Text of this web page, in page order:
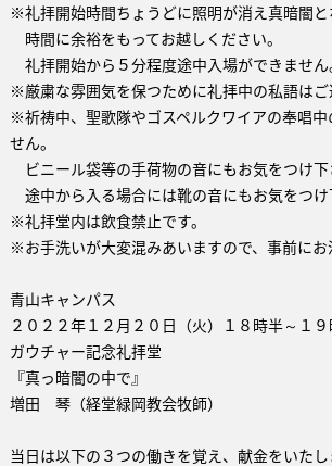
※礼拝開始時間ちょうどに照明が消え真暗闇と
時間に余裕をもってお越しください。
礼拝開始から５分程度途中入場ができません
※厳粛な雰囲気を保つために礼拝中の私語はご
※祈祷中、聖歌隊やゴスペルクワイアの奉唱中
せん。
ビニール袋等の手荷物の音にもお気をつけ下
途中から入る場合には靴の音にもお気をつけ
※礼拝堂内は飲食禁止です。
※お手洗いが大変混みあいますので、事前にお
青山キャンパス
２０２２年１２月２０日（火）１８時半～１
ガウチャー記念礼拝堂
『真っ暗闇の中で』
増田 琴（経堂緑岡教会牧師）
当日は以下の３つの働きを覚え、献金をいたし